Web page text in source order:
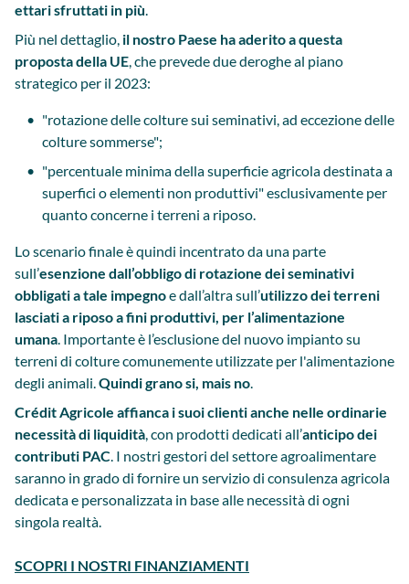
ettari sfruttati in più.
Più nel dettaglio, il nostro Paese ha aderito a questa
proposta della UE, che prevede due deroghe al piano
strategico per il 2023:
"rotazione delle colture sui seminativi, ad eccezione delle
colture sommerse";
"percentuale minima della superficie agricola destinata a
superfici o elementi non produttivi" esclusivamente per
quanto concerne i terreni a riposo.
Lo scenario finale è quindi incentrato da una parte
sull’esenzione dall’obbligo di rotazione dei seminativi
obbligati a tale impegnoe dall’altra sull’utilizzo dei terreni
lasciati a riposo a fini produttivi, per l’alimentazione
umana. Importante è l’esclusione del nuovo impianto su
terreni di colture comunemente utilizzate per l'alimentazione
degli animali.Quindi grano si, mais no.
Crédit Agricole affianca i suoi clienti anche nelle ordinarie
necessità di liquidità, con prodotti dedicati all’anticipo dei
contributi PAC. I nostri gestori del settore agroalimentare
saranno in grado di fornire un servizio di consulenza agricola
dedicata e personalizzata in base alle necessità di ogni
singola realtà.
SCOPRI I NOSTRI FINANZIAMENTI